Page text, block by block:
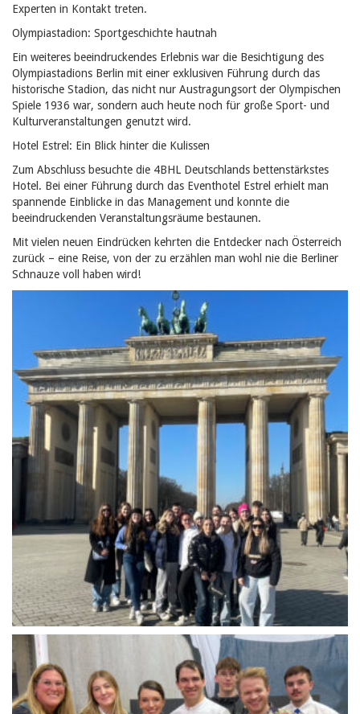
Experten in Kontakt treten.
Olympiastadion: Sportgeschichte hautnah
Ein weiteres beeindruckendes Erlebnis war die Besichtigung des
Olympiastadions Berlin mit einer exklusiven Führung durch das
historische Stadion, das nicht nur Austragungsort der Olympischen
Spiele 1936 war, sondern auch heute noch für große Sport- und
Kulturveranstaltungen genutzt wird.
Hotel Estrel: Ein Blick hinter die Kulissen
Zum Abschluss besuchte die 4BHL Deutschlands bettenstärkstes
Hotel. Bei einer Führung durch das Eventhotel Estrel erhielt man
spannende Einblicke in das Management und konnte die
beeindruckenden Veranstaltungsräume bestaunen.
Mit vielen neuen Eindrücken kehrten die Entdecker nach Österreich
zurück – eine Reise, von der zu erzählen man wohl nie die Berliner
Schnauze voll haben wird!